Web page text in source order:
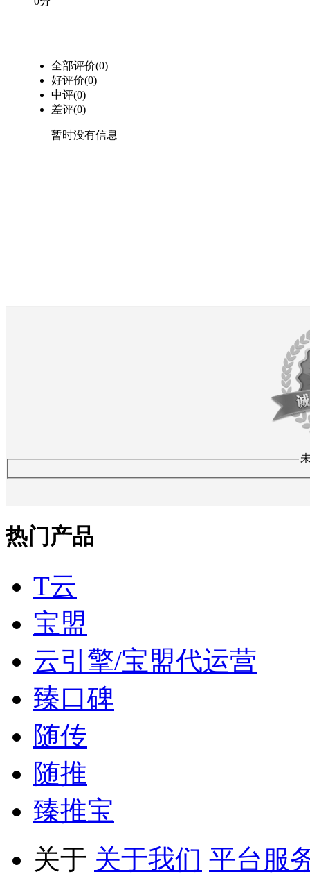
全部评价(0)
好评价(0)
中评(0)
差评(0)
暂时没有信息
热门产品
T云
宝盟
云引擎/宝盟代运营
臻口碑
随传
随推
臻推宝
关于 关于我们 平台服